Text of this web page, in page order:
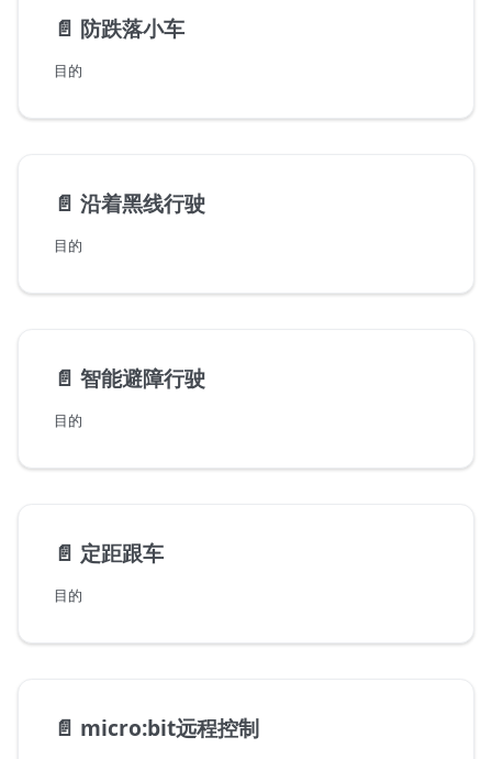
📄️ 防跌落小车
目的
📄️ 沿着黑线行驶
目的
📄️ 智能避障行驶
目的
📄️ 定距跟车
目的
📄️ micro:bit远程控制